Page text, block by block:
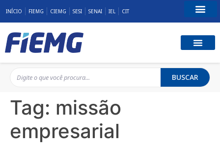
INÍCIO FIEMG CIEMG SESI SENAI IEL CIT
BUSCAR
Tag: missão
empresarial